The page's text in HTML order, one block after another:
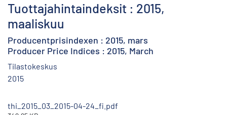
Tuottajahintaindeksit : 2015,
maaliskuu
Producentprisindexen : 2015, mars
Producer Price Indices : 2015, March
Tilastokeskus
2015
thi_2015_03_2015-04-24_fi.pdf